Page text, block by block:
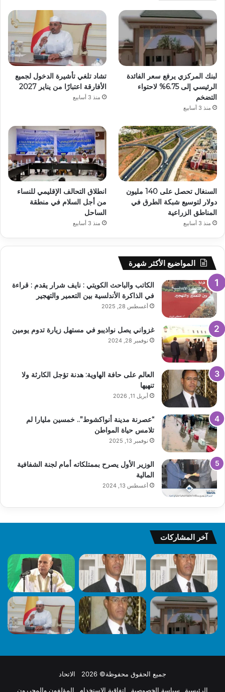
لبنك المركزي يرفع سعر الفائدة
الرئيسي إلى 6.75% لاحتواء
التضخم
منذ 3 أسابيع
تشاد تلغي تأشيرة الدخول لجميع
الأفارقة اعتبارًا من يناير 2027
منذ 3 أسابيع
السنغال تحصل على 140 مليون
دولار لتوسيع شبكة الطرق في
المناطق الزراعية
منذ 3 أسابيع
انطلاق التحالف الإقليمي للنساء
من أجل السلام في منطقة
الساحل
منذ 3 أسابيع
المواضيع الأكثر شهرة
الكاتب والباحث الكويتي : نايف شرار يقدم : قراءة
في الذاكرة الأندلسية بين التعمير والتهجير
أغسطس 28, 2025
غزواني يصل نواذيبو في مستهل زيارة تدوم يومين
نوفمبر 28, 2024
العالم على حافة الهاوية: هدنة تؤجل الكارثة ولا
تنهيها
أبريل 11, 2026
“عصرنة مدينة أنواكشوط”.. خمسين مليارا لم
تلامس حياة المواطن
نوفمبر 13, 2025
الوزير الأول يصرح بممتلكاته أمام لجنة الشفافية
المالية
أغسطس 13, 2024
آخر المشاركات
جميع الحقوق محفوظة© 2026 الاتحاد
الرئيسية
سياسة الخصوصية اتفاقية الاستخدام المؤلفون والمحررون